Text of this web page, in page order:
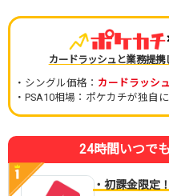
カードラッシュと業務提携
・シングル価格： カードラッシュ
・PSA10相場：ポケカチが独自
24時間いつで
・初課金限定